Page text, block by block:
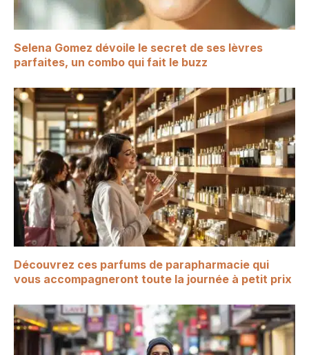
Selena Gomez dévoile le secret de ses lèvres
parfaites, un combo qui fait le buzz
Découvrez ces parfums de parapharmacie qui
vous accompagneront toute la journée à petit prix